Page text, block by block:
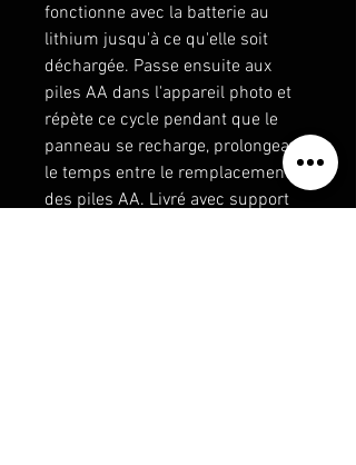
fonctionne avec la batterie au
lithium jusqu'à ce qu'elle soit
déchargée. Passe ensuite aux
piles AA dans l'appareil photo et
répète ce cycle pendant que le
panneau se recharge, prolongeant
le temps entre le remplacement
des piles AA. Livré avec support